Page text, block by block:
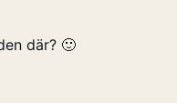
där? 🙂